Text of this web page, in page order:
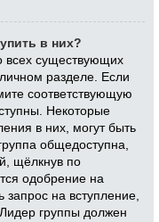
в них?
существующих
разделе. Если
соответствующую
Некоторые
в них, могут быть
общедоступна,
щёлкнув по
одобрение на
запрос на вступление,
группы должен